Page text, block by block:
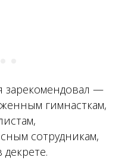
зарекомендовал —
гимнасткам,
сотрудникам,